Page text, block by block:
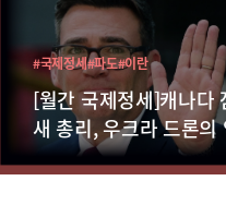
[월간 국제정세]캐나다
새 총리, 우크라 드론의
#국제정세#파도#이란